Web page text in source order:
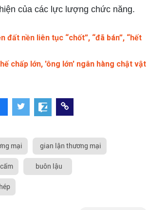
của các lực lượng chức năng.
đất nền liên tục “chốt”, “đã bán”, “hết
chấp lớn, 'ông lớn' ngân hàng chật vật
mại gian lận thương mại
buôn lậu